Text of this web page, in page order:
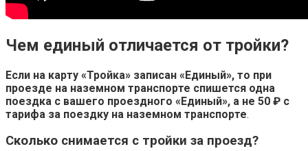
Чем единый отличается от тройки?
Если на карту «Тройка» записан «Единый», то при
проезде на наземном транспорте спишется одна
поездка с вашего проездного «Единый», а не 50 ₽ с
тарифа за поездку на наземном транспорте.
Сколько снимается с тройки за проезд?